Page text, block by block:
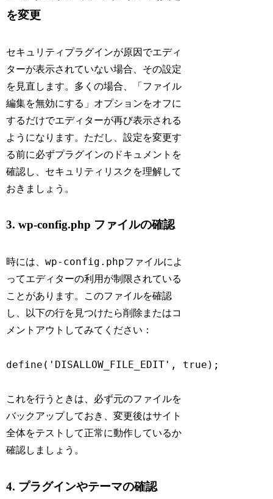
を変更
セキュリティプラグインが原因でエディ
ターが表示されていない場合、その設定
を見直します。多くの場合、「ファイル
編集を無効にする」オプションをオフに
するだけでエディターが再び表示される
ようになります。ただし、設定を変更す
る前に必ずプラグインのドキュメントを
確認し、セキュリティリスクを理解して
おきましょう。
3. wp-config.php ファイルの確認
時には、wp-config.phpファイルによ
ってエディターの利用が制限されている
ことがあります。このファイルを確認
し、以下の行を見つけたら削除またはコ
メントアウトしてみてください：
これを行うときは、必ず元のファイルを
バックアップしておき、変更後はサイト
全体をテストして正常に動作しているか
確認しましょう。
4. プラグインやテーマの確認